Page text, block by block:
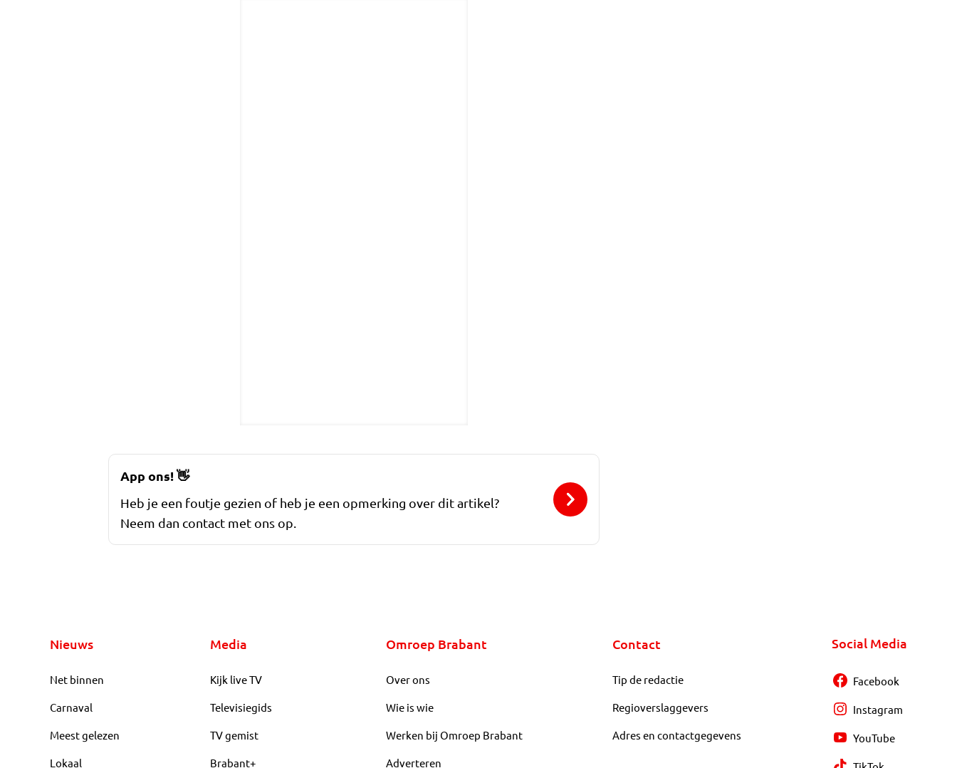
App ons!👋
Heb je een foutje gezien of heb je een opmerking over dit artikel?
Neem dan contact met ons op.
Nieuws
Net binnen
Carnaval
Meest gelezen
Lokaal
Media
Kijk live TV
Televisiegids
TV gemist
Brabant+
Omroep Brabant
Over ons
Wie is wie
Werken bij Omroep Brabant
Adverteren
Contact
Tip de redactie
Regioverslaggevers
Adres en contactgegevens
Social Media
Facebook
Instagram
YouTube